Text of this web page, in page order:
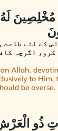
مُخْلِصِينَ
کے لئے طاعت
اگرچہ
Allah,
to Him,
be averse.
ذُو